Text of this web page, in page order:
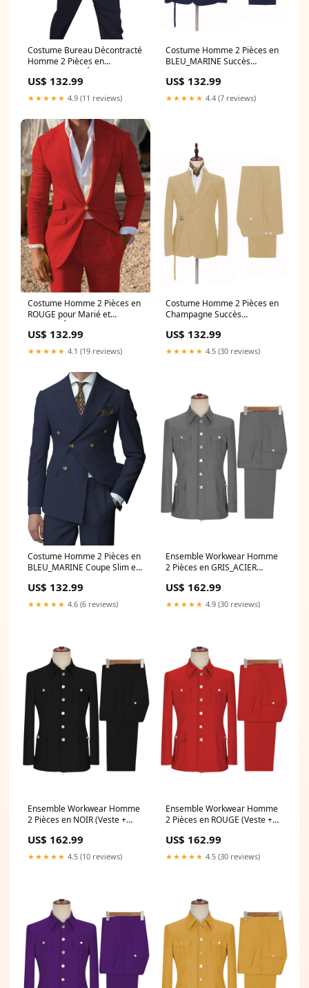
Costume Bureau Décontracté
Homme 2 Pièces en
BLEU_MARINE Élégance et
Confort au Quotidien group-
13
US$ 132.99
★★★★★ 4.9 (11 reviews)
Costume Homme 2 Pièces en
BLEU_MARINE Succès
Affinante
Couleur:BLEU_MARINE
US$ 132.99
★★★★★ 4.4 (7 reviews)
Costume Homme 2 Pièces en
ROUGE pour Marié et
Témoins Élégance
Cérémonielle pour le Grand
Jour Couleur:ROUGE
US$ 132.99
★★★★★ 4.1 (19 reviews)
Costume Homme 2 Pièces en
Champagne Succès
Affinante
Couleur:CHAMPAGNE
US$ 132.99
★★★★★ 4.5 (30 reviews)
Costume Homme 2 Pièces en
BLEU_MARINE Coupe Slim et
Affaires Élégant
Couleur:BLEU_MARINE
US$ 132.99
★★★★★ 4.6 (6 reviews)
Ensemble Workwear Homme
2 Pièces en GRIS_ACIER
Utility-Chic Polyvalent Florale
US$ 162.99
★★★★★ 4.9 (30 reviews)
Ensemble Workwear Homme
2 Pièces en NOIR (Veste +
Polyvalent Couleur:NOIR
US$ 162.99
★★★★★ 4.5 (10 reviews)
Ensemble Workwear Homme
2 Pièces en ROUGE (Veste +
Polyvalent Couleur:ROUGE
US$ 162.99
★★★★★ 4.5 (30 reviews)